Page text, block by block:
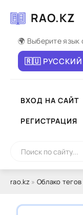
RAO.KZ
🌍 Выберите язык
🇷🇺 РУССКИЙ
ВХОД НА САЙТ
РЕГИСТРАЦИЯ
rao.kz» Облако тегов